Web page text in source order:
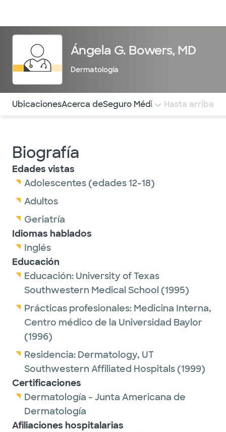
Ángela G. Bowers, MD
Dermatología
Utilice esta navegación para saltar rápidamente a
UbicacionesAcerca deSeguro Médico COMENTARIOS
Hasta arriba
Biografía
Edades vistas
Adolescentes (edades 12-18)
Adultos
Geriatría
Idiomas hablados
Inglés
Educación
Educación: University of Texas
Southwestern Medical School (1995)
Prácticas profesionales: Medicina Interna,
Centro médico de la Universidad Baylor
(1996)
Residencia: Dermatology, UT
Southwestern Affiliated Hospitals(1999)
Certificaciones
Dermatología - Junta Americana de
Dermatología
Afiliaciones hospitalarias